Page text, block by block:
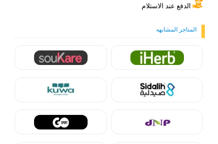
الدفع عند الاستلام
المتاجر المشابهه